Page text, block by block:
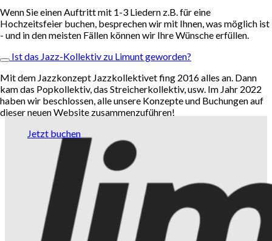
Wenn Sie einen Auftritt mit 1-3 Liedern z.B. für eine
Hochzeitsfeier buchen, besprechen wir mit Ihnen, was möglich ist
- und in den meisten Fällen können wir Ihre Wünsche erfüllen.
Ist das Jazz-Kollektiv zu Limunt geworden?
Mit dem Jazzkonzept Jazzkollektivet fing 2016 alles an. Dann
kam das Popkollektiv, das Streicherkollektiv, usw. Im Jahr 2022
haben wir beschlossen, alle unsere Konzepte und Buchungen auf
dieser neuen Website zusammenzuführen!
Jetzt buchen